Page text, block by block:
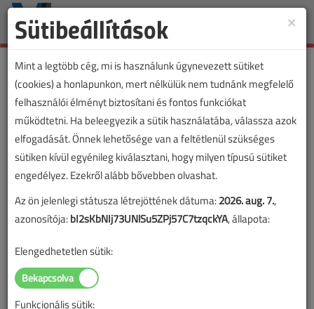
Toggle
×
Sütibeállítások
Mint a legtöbb cég, mi is használunk úgynevezett sütiket
(cookies) a honlapunkon, mert nélkülük nem tudnánk megfelelő
felhasználói élményt biztosítani és fontos funkciókat
működtetni. Ha beleegyezik a sütik használatába, válassza azok
elfogadását. Önnek lehetősége van a feltétlenül szükséges
sütiken kívül egyénileg kiválasztani, hogy milyen típusú sütiket
engedélyez. Ezekről alább bővebben olvashat.
Az ön jelenlegi státusza létrejöttének dátuma:2026. aug. 7.,
azonosítója:bI2sKbNIj73UNlSu5ZPj57C7tzqckYA, állapota:
Elengedhetetlen sütik:
Funkcionális sütik: